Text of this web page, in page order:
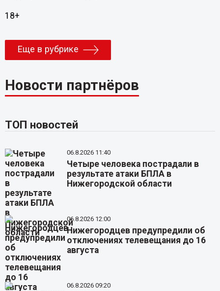
18+
Еще в рубрике
Новости партнёров
ТОП новостей
06.8.2026 11:40
Четыре человека пострадали в
результате атаки БПЛА в
Нижегородской области
06.8.2026 12:00
Нижегородцев предупредили об
отключениях телевещания до 16
августа
06.8.2026 09:20